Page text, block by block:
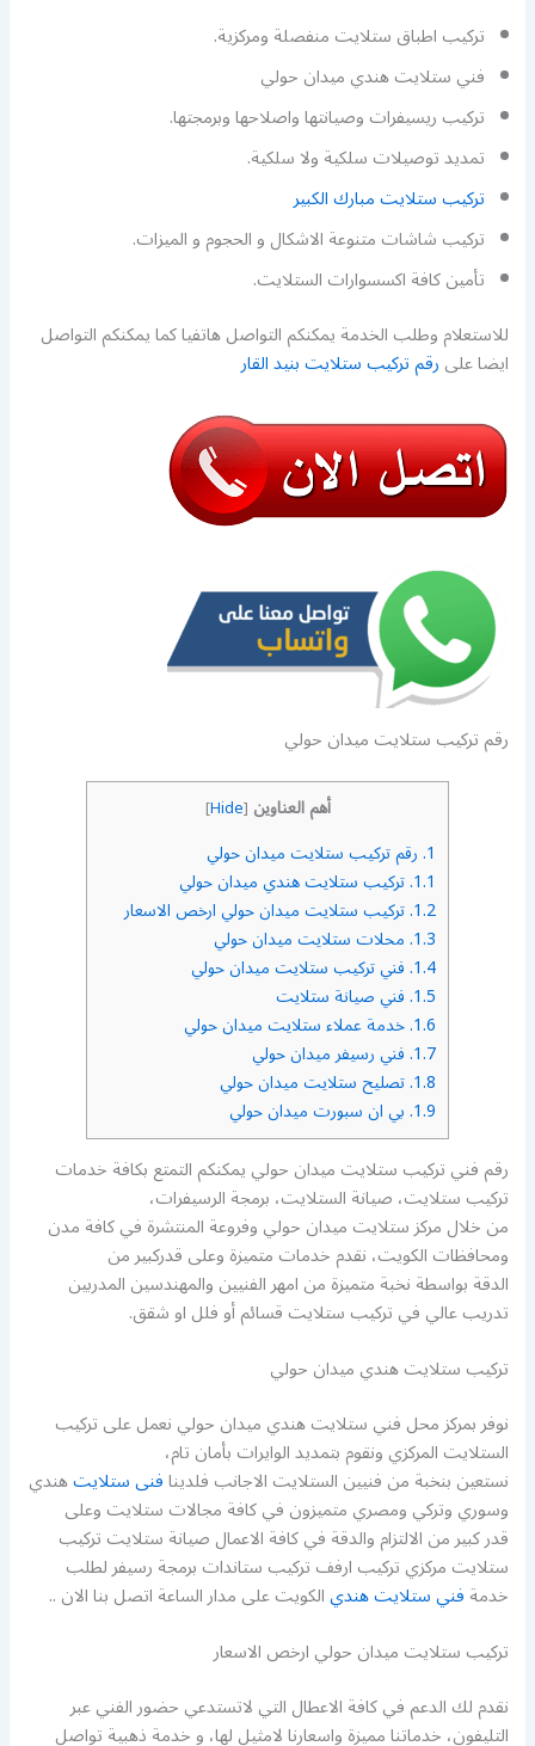
تركيب اطباق ستلايت منفصلة ومركزية.
فني ستلايت هندي ميدان حولي
تركيب ريسيفرات وصيانتها واصلاحها وبرمجتها.
تمديد توصيلات سلكية ولا سلكية.
تركيب ستلايت مبارك الكبير
تركيب شاشات متنوعة الاشكال و الحجوم و الميزات.
تأمين كافة اكسسوارات الستلايت.
للاستعلام وطلب الخدمة يمكنكم التواصل هاتفيا كما يمكنكم التواصل
ايضا علىرقم تركيب ستلايت بنيد القار
رقم تركيب ستلايت ميدان حولي
أهم العناوين [
Hide
]
1. رقم تركيب ستلايت ميدان حولي
1.1. تركيب ستلايت هندي ميدان حولي
1.2. تركيب ستلايت ميدان حولي ارخص الاسعار
1.3. محلات ستلايت ميدان حولي
1.4. فني تركيب ستلايت ميدان حولي
1.5. فني صيانة ستلايت
1.6. خدمة عملاء ستلايت ميدان حولي
1.7. فني رسيفر ميدان حولي
1.8. تصليح ستلايت ميدان حولي
1.9. بي ان سبورت ميدان حولي
رقم فني تركيب ستلايت ميدان حولي يمكنكم التمتع بكافة خدمات
تركيب ستلايت، صيانة الستلايت، برمجة الرسيفرات،
من خلال مركز ستلايت ميدان حولي وفروعة المنتشرة في كافة مدن
ومحافظات الكويت، نقدم خدمات متميزة وعلى قدركبير من
الدقة بواسطة نخبة متميزة من امهر الفنيين والمهندسين المدربين
تدريب عالي في تركيب ستلايت قسائم أو فلل او شقق.
تركيب ستلايت هندي ميدان حولي
نوفر بمركز محل فني ستلايت هندي ميدان حولي نعمل على تركيب
الستلايت المركزي ونقوم بتمديد الوايرات بأمان تام،
نستعين بنخبة من فنيين الستلايت الاجانب فلدينافنى ستلايتهندي
وسوري وتركي ومصري متميزون في كافة مجالات ستلايت وعلى
قدر كبير من الالتزام والدقة في كافة الاعمال صيانة ستلايت تركيب
ستلايت مركزي تركيب ارفف تركيب ستاندات برمجة رسيفر لطلب
خدمةفني ستلايت هنديالكويت على مدار الساعة اتصل بنا الان ..
تركيب ستلايت ميدان حولي ارخص الاسعار
نقدم لك الدعم في كافة الاعطال التي لاتستدعي حضور الفني عبر
التليفون، خدماتنا مميزة واسعارنا لامثيل لها، و خدمة ذهبية تواصل